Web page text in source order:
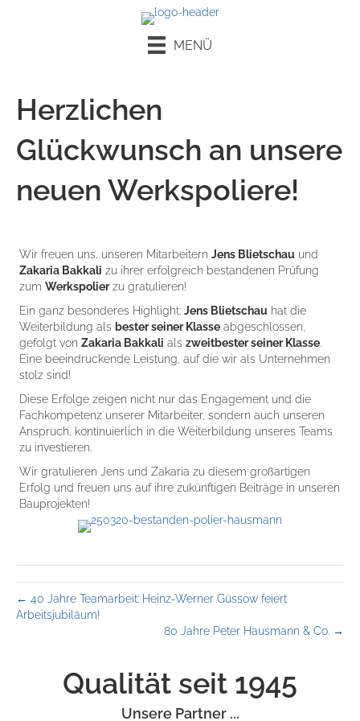
MENÜ
Herzlichen
Glückwunsch an unsere
neuen Werkspoliere!
Wir freuen uns, unseren Mitarbeitern Jens Blietschau und
Zakaria Bakkali zu ihrer erfolgreich bestandenen Prüfung
zum Werkspolierzu gratulieren!
Ein ganz besonderes Highlight: Jens Blietschau hat die
Weiterbildung als bester seiner Klasse abgeschlossen,
gefolgt von Zakaria Bakkali als zweitbester seiner Klasse.
Eine beeindruckende Leistung, auf die wir als Unternehmen
stolz sind!
Diese Erfolge zeigen nicht nur das Engagement und die
Fachkompetenz unserer Mitarbeiter, sondern auch unseren
Anspruch, kontinuierlich in die Weiterbildung unseres Teams
zu investieren.
Wir gratulieren Jens und Zakaria zu diesem großartigen
Erfolg und freuen uns auf ihre zukünftigen Beiträge in unseren
Bauprojekten!
← 40 Jahre Teamarbeit: Heinz-Werner Güssow feiert
Arbeitsjubiläum!
80 Jahre Peter Hausmann & Co. →
Qualität seit 1945
Unsere Partner ...